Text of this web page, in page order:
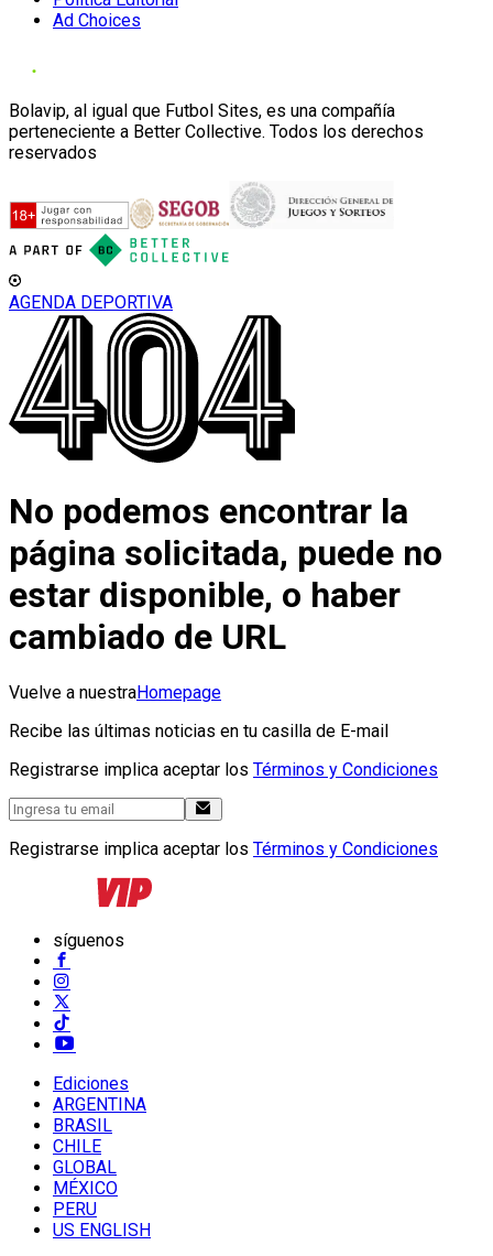
Ad Choices
Bolavip, al igual que Futbol Sites, es una compañía
perteneciente a Better Collective. Todos los derechos
reservados
AGENDA DEPORTIVA
No podemos encontrar la
página solicitada, puede no
estar disponible, o haber
cambiado de URL
Vuelve a nuestraHomepage
Recibe las últimas noticias en tu casilla de E-mail
Registrarse implica aceptar los Términos y Condiciones
Registrarse implica aceptar los Términos y Condiciones
síguenos
Ediciones
ARGENTINA
BRASIL
CHILE
GLOBAL
MÉXICO
PERU
US ENGLISH